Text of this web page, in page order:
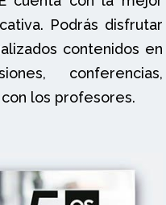
Podrás disfrutar
contenidos en
conferencias,
los profesores.